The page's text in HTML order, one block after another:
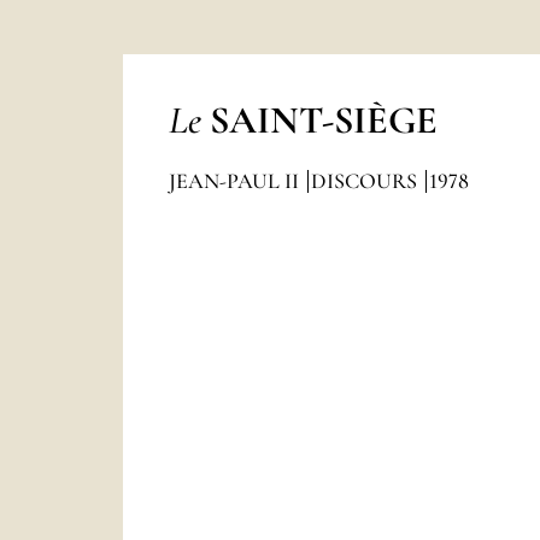
Le SAINT-SIÈGE
JEAN-PAUL II DISCOURS 1978